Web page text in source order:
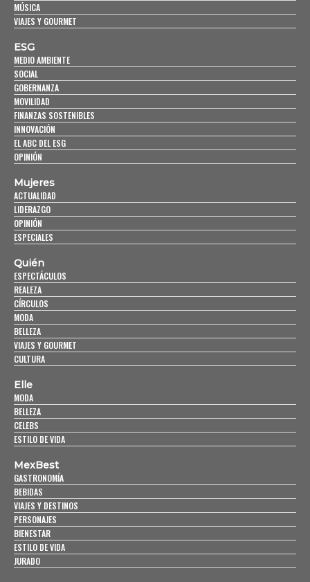
MÚSICA
VIAJES Y GOURMET
ESG
MEDIO AMBIENTE
SOCIAL
GOBERNANZA
MOVILIDAD
FINANZAS SOSTENIBLES
INNOVACIÓN
EL ABC DEL ESG
OPINIÓN
Mujeres
ACTUALIDAD
LIDERAZGO
OPINIÓN
ESPECIALES
Quién
ESPECTÁCULOS
REALEZA
CÍRCULOS
MODA
BELLEZA
VIAJES Y GOURMET
CULTURA
Elle
MODA
BELLEZA
CELEBS
ESTILO DE VIDA
MexBest
GASTRONOMÍA
BEBIDAS
VIAJES Y DESTINOS
PERSONAJES
BIENESTAR
ESTILO DE VIDA
JURADO